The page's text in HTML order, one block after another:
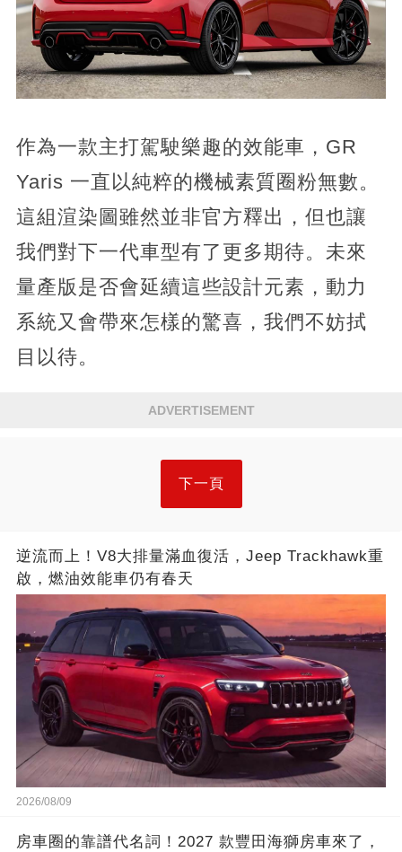
作為一款主打駕駛樂趣的效能車，GR
Yaris 一直以純粹的機械素質圈粉無數。
這組渲染圖雖然並非官方釋出，但也讓
我們對下一代車型有了更多期待。未來
量產版是否會延續這些設計元素，動力
系統又會帶來怎樣的驚喜，我們不妨拭
目以待。
ADVERTISEMENT
下一頁
逆流而上！V8大排量滿血復活，Jeep Trackhawk重
啟，燃油效能車仍有春天
2026/08/09
房車圈的靠譜代名詞！2027 款豐田海獅房車來了，